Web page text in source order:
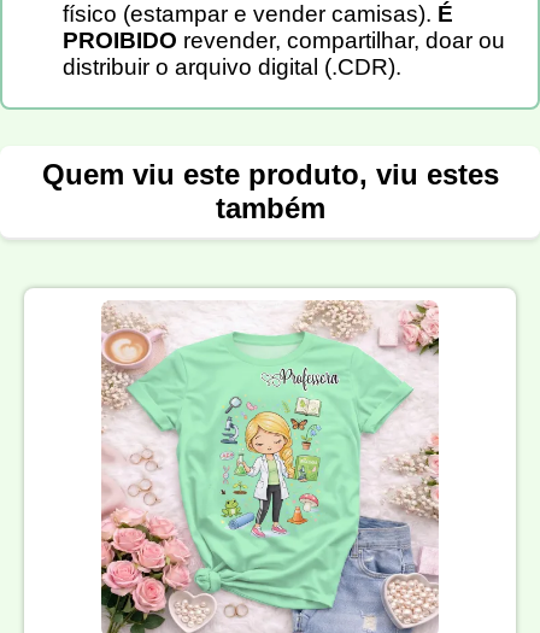
físico (estampar e vender camisas). É
PROIBIDO revender, compartilhar, doar ou
distribuir o arquivo digital (.CDR).
Quem viu este produto, viu estes
também